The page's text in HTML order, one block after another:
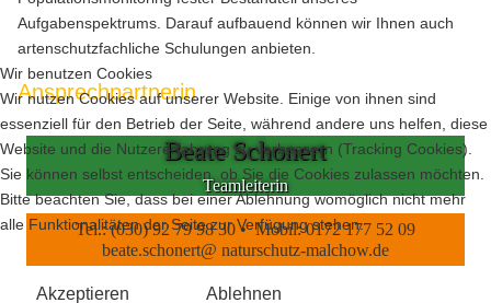
Aufgabenspektrums. Darauf aufbauend können wir Ihnen auch
artenschutzfachliche Schulungen anbieten.
Ansprechpartnerin
Beate Schonert
Teamleiterin
Tel.: (030) 92 79 98 30 • Mobil: 0172 177 52 09
beate.schonert@ naturschutz-malchow.de
Wir benutzen Cookies
Wir nutzen Cookies auf unserer Website. Einige von ihnen sind
essenziell für den Betrieb der Seite, während andere uns helfen, diese
Website und die Nutzererfahrung zu verbessern (Tracking Cookies).
Sie können selbst entscheiden, ob Sie die Cookies zulassen möchten.
Bitte beachten Sie, dass bei einer Ablehnung womöglich nicht mehr
alle Funktionalitäten der Seite zur Verfügung stehen.
Akzeptieren Ablehnen